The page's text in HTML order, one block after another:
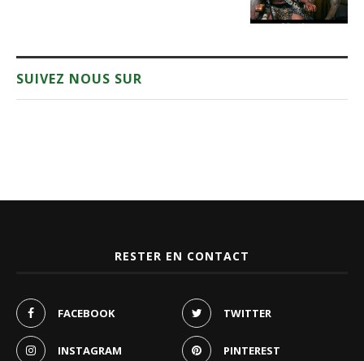
SUIVEZ NOUS SUR
RESTER EN CONTACT
FACEBOOK TWITTER
INSTAGRAM PINTEREST